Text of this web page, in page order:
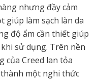
nhưng đầy cảm
giúp làm sạch làn da
độ ẩm cần thiết giúp
sử dụng. Trên nền
Creed lan tỏa
một nghi thức